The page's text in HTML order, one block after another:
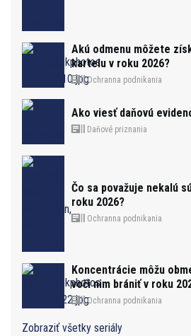
Akú odmenu môžete
kartelu v roku 2026?
Ochranna podnikania
Ako viesť daňovú
Daňové priznania
Čo sa považuje nekalú
roku 2026?
Ochranna podnikania
Koncentrácie môžu
voči nim brániť v roku
Ochranna podnikania
Zobraziť všetky seriály